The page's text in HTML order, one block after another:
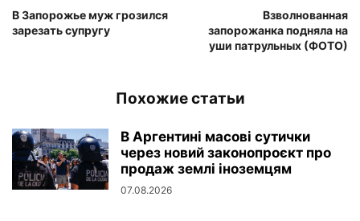
В Запорожье муж грозился
зарезать супругу
Взволнованная
запорожанка подняла на
уши патрульных (ФОТО)
Похожие статьи
В Аргентині масові сутички
через новий законопроєкт про
продаж землі іноземцям
07.08.2026